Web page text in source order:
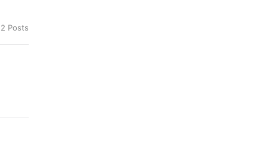
Posts